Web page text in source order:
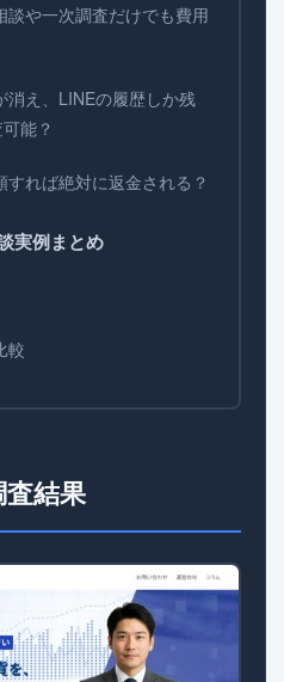
談や一次調査だけでも費用
消え、LINEの履歴しか残
能？
すれば絶対に返金される？
実例まとめ
較
結果